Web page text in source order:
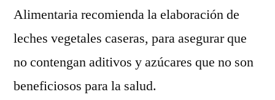
Alimentaria recomienda la elaboración de
leches vegetales caseras, para asegurar que
no contengan aditivos y azúcares que no son
beneficiosos para la salud.